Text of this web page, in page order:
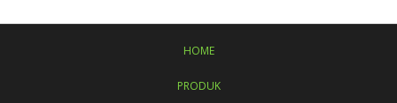
HOME
PRODUK